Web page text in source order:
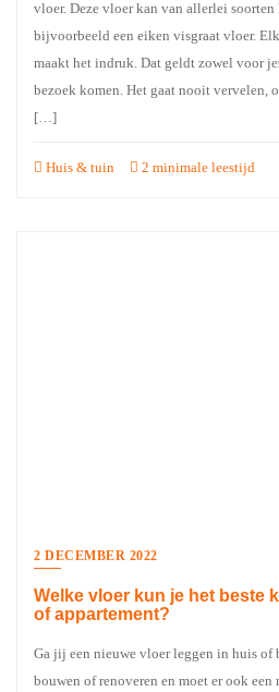
vloer. Deze vloer kan van allerlei soorten
bijvoorbeeld een eiken visgraat vloer.
maakt het indruk. Dat geldt zowel voor
bezoek komen. Het gaat nooit vervelen,
[…]
Huis & tuin 2 minimale leestijd
2 DECEMBER 2022
Welke vloer kun je het beste
of appartement?
Ga jij een nieuwe vloer leggen in huis of
bouwen of renoveren en moet er ook